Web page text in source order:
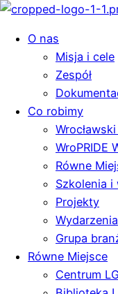
O nas
Misja i cele
Zespół
Co robimy
WroPRIDE
Równe
Szkolenia
Projekty
Wydarzenia
Grupa
Równe Miejsce
Centrum